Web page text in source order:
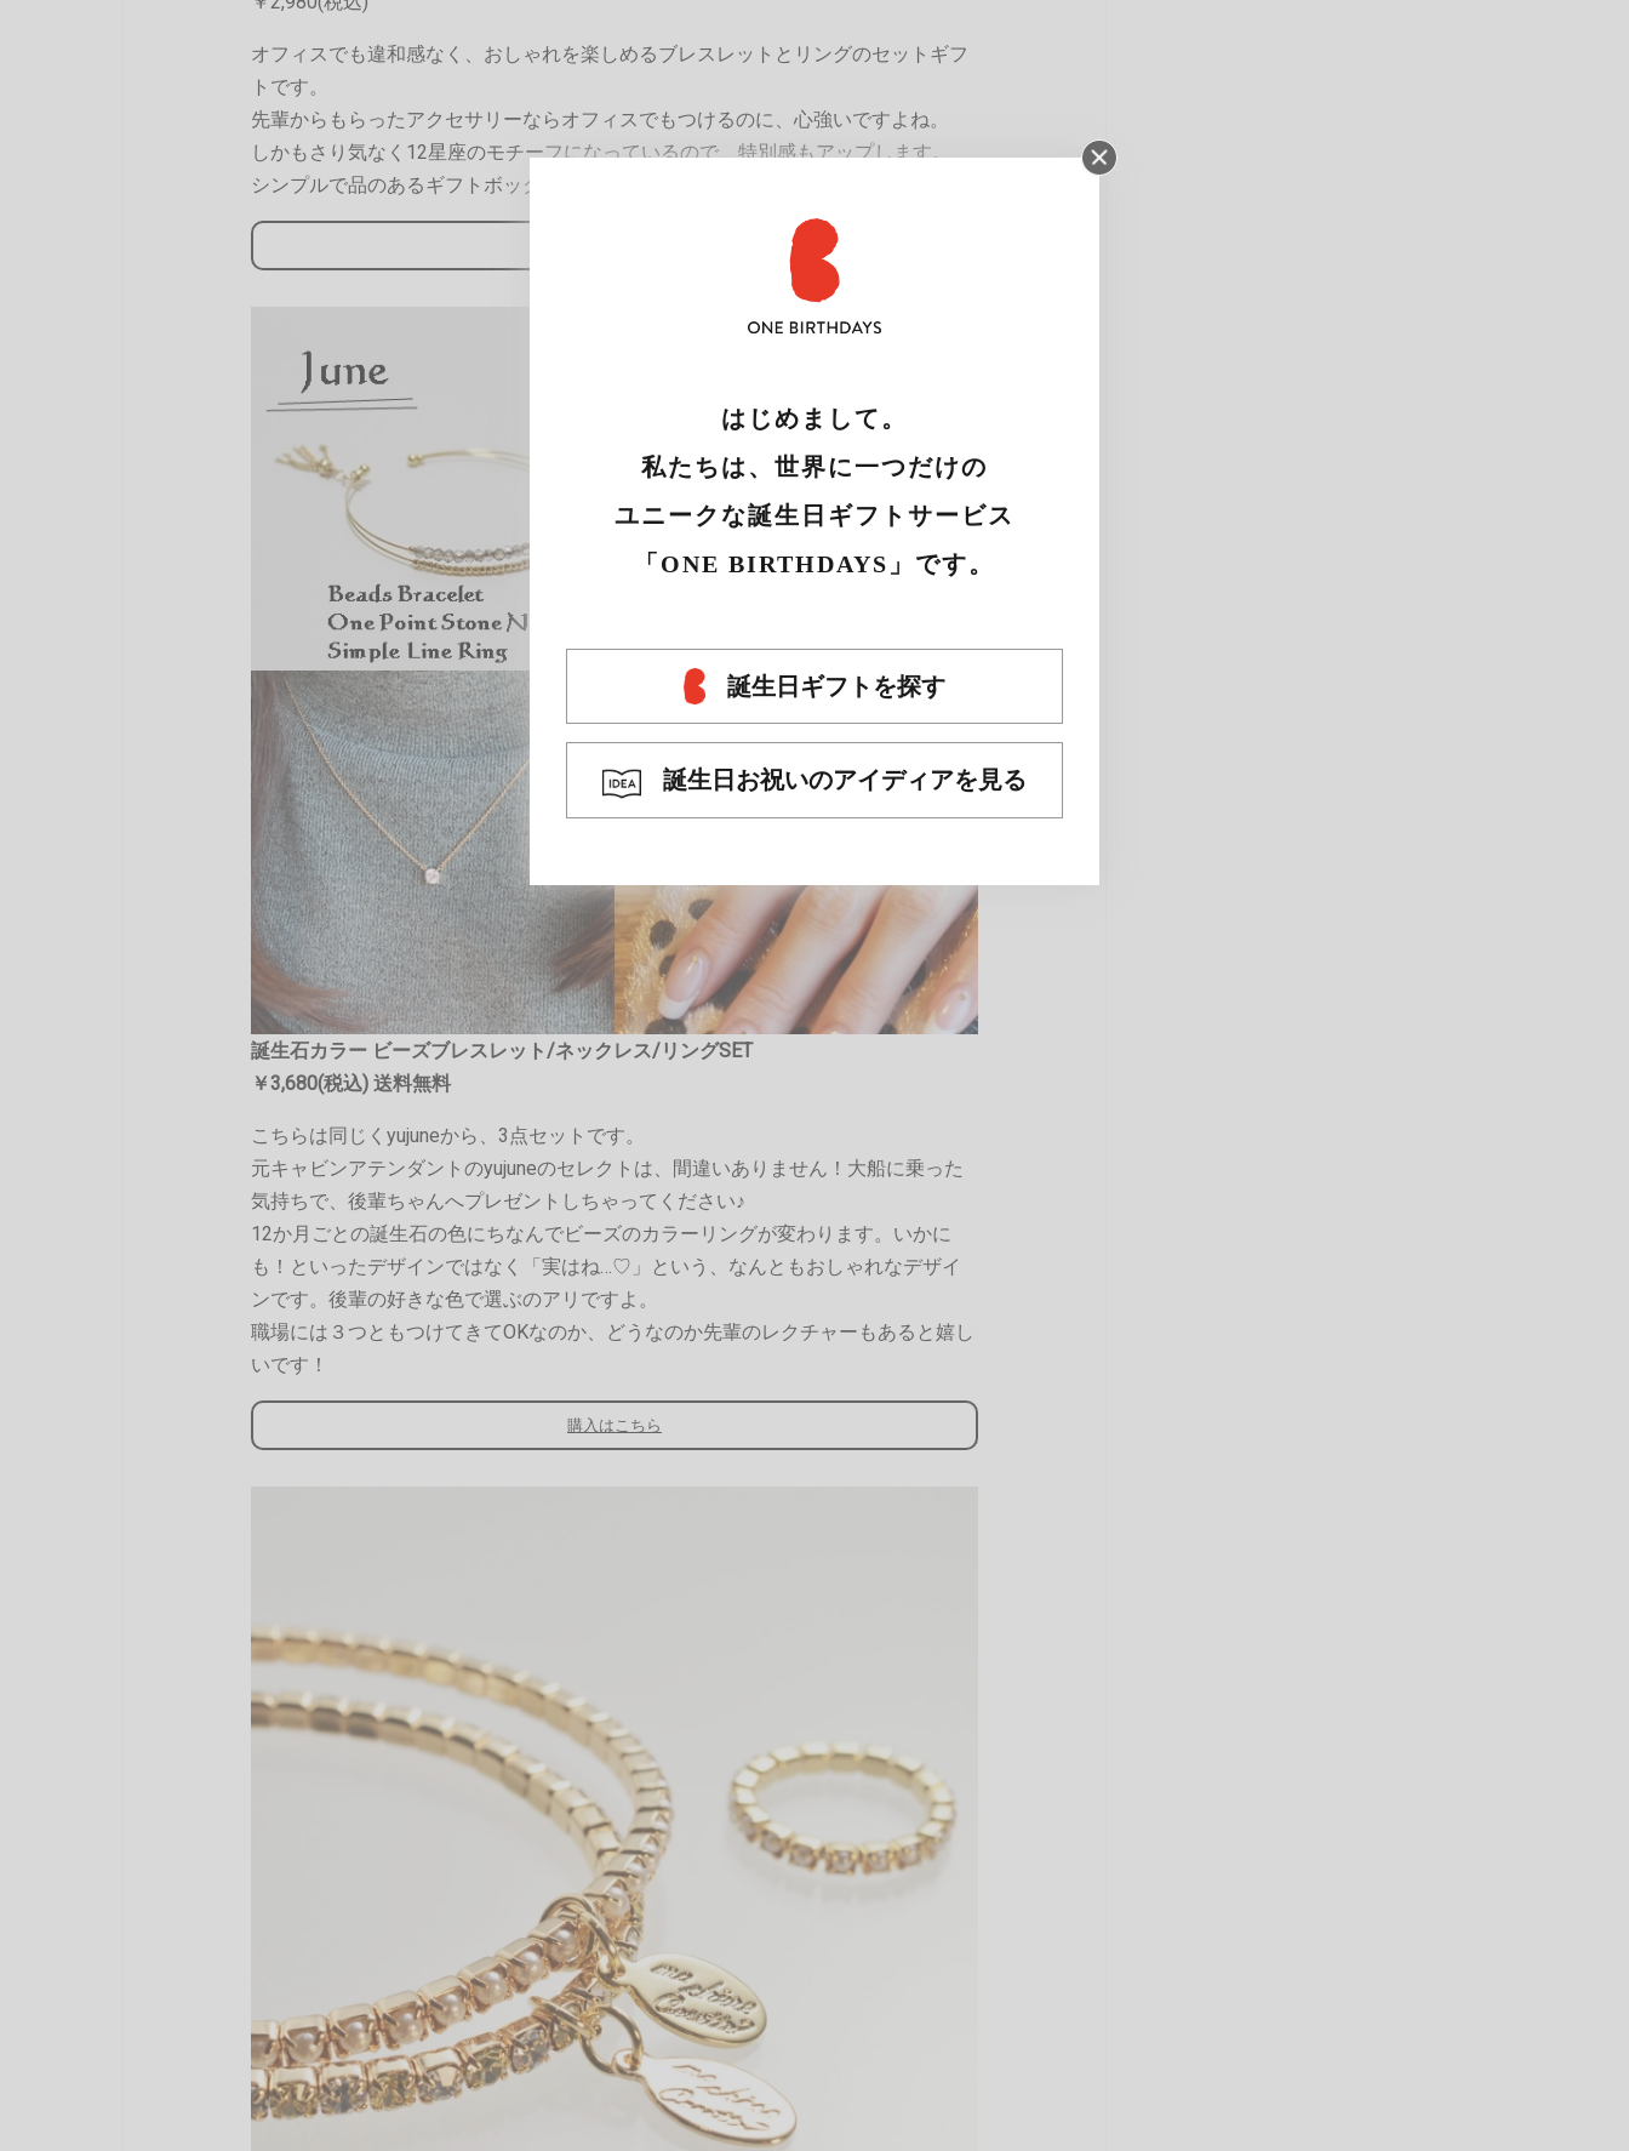
はじめまして。
私たちは、世界に一つだけの
ユニークな誕生日ギフトサービス
「ONE BIRTHDAYS」です。
誕生日ギフトを探す
誕生日お祝いのアイディアを見る
オフィスでも違和感なく、おしゃれを楽しめるブレスレットとリングのセットギフ
トです。
先輩からもらったアクセサリーならオフィスでもつけるのに、心強いですよね。
しかもさり気なく12星座のモチーフになっているので、特別感もアップします。
シンプルで品のあるギフトボックスも、先輩らしさがあふれます♪
誕生石カラー ビーズブレスレット/ネックレス/リングSET
￥3,680(税込) 送料無料
こちらは同じくyujuneから、3点セットです。
元キャビンアテンダントのyujuneのセレクトは、間違いありません！大船に乗った
気持ちで、後輩ちゃんへプレゼントしちゃってください♪
12か月ごとの誕生石の色にちなんでビーズのカラーリングが変わります。いかに
も！といったデザインではなく「実はね…♡」という、なんともおしゃれなデザイ
ンです。後輩の好きな色で選ぶのアリですよ。
職場には３つともつけてきてOKなのか、どうなのか先輩のレクチャーもあると嬉し
いです！
購入はこちら